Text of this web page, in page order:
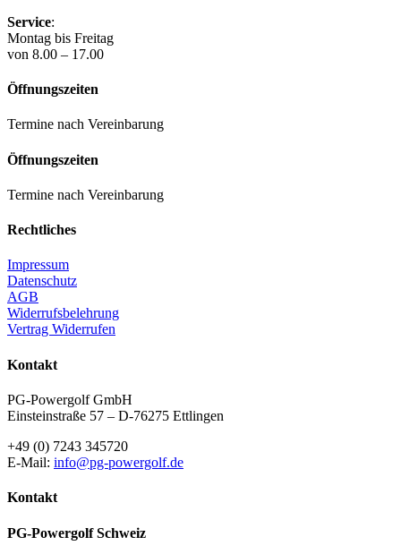
Service:
Montag bis Freitag
von 8.00 – 17.00
Öffnungszeiten
Termine nach Vereinbarung
Öffnungszeiten
Termine nach Vereinbarung
Rechtliches
Impressum
Datenschutz
AGB
Widerrufsbelehrung
Vertrag Widerrufen
Kontakt
PG-Powergolf GmbH
Einsteinstraße 57 – D-76275 Ettlingen
+49 (0) 7243 345720
E-Mail: info@pg-powergolf.de
Kontakt
PG-Powergolf Schweiz